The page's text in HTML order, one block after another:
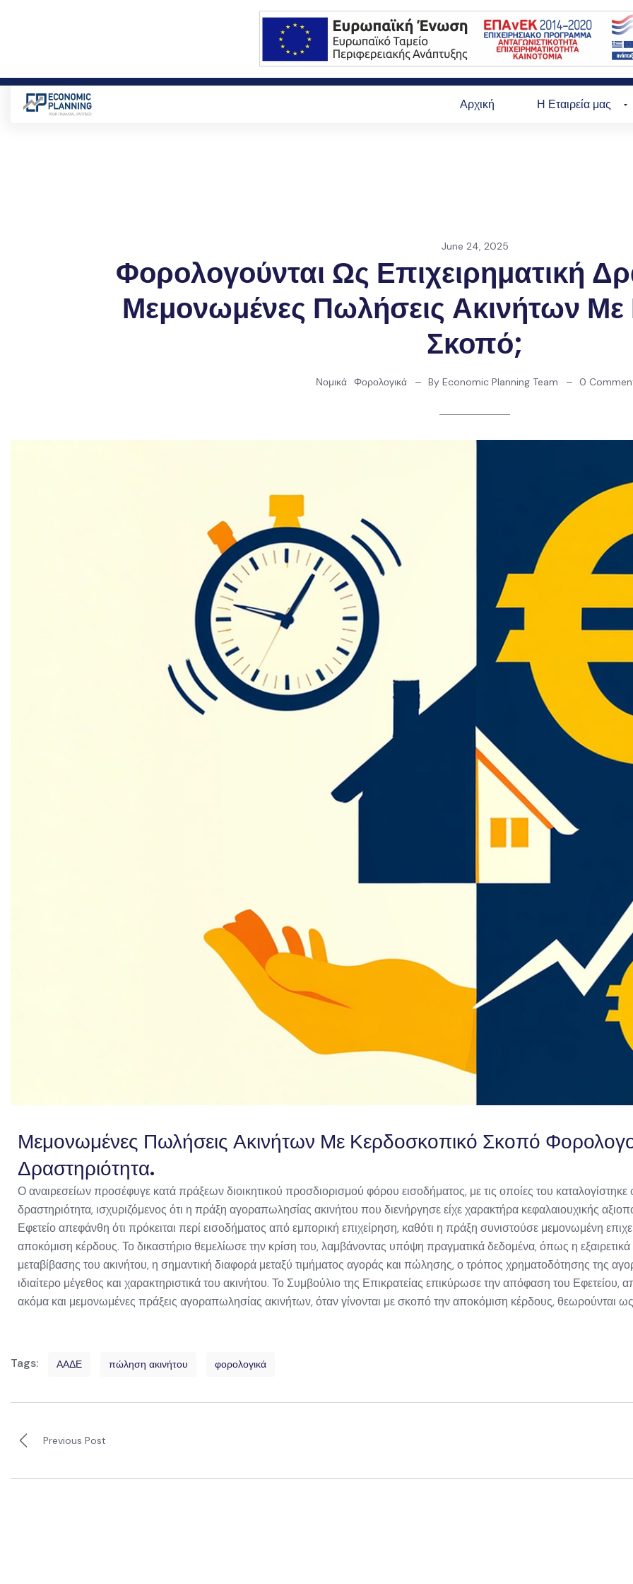
Πειραιώς 112, Αθήνα Τ.Κ. 11854
Αρχική Η Εταιρεία μας
June 24, 2025
Φορολογούνται Ως Επιχειρηματική
Μεμονωμένες Πωλήσεις Ακινήτων
Σκοπό;
Νομικά Φορολογικά By Economic Planning Team 0
Μεμονωμένες Πωλήσεις Ακινήτων Με Κερδοσκοπικό Σκοπό
Δραστηριότητα.
Ο αναιρεσείων προσέφυγε κατά πράξεων διοικητικού προσδιορισμού φόρου εισοδήματος, με τις οποίες του
δραστηριότητα, ισχυριζόμενος ότι η πράξη αγοραπωλησίας ακινήτου που διενήργησε είχε χαρακτήρα κεφαλαιουχικής
Εφετείο απεφάνθη ότι πρόκειται περί εισοδήματος από εμπορική επιχείρηση, καθότι η πράξη συνιστούσε μεμονωμένη
αποκόμιση κέρδους. Το δικαστήριο θεμελίωσε την κρίση του, λαμβάνοντας υπόψη πραγματικά δεδομένα, όπως η
μεταβίβασης του ακινήτου, η σημαντική διαφορά μεταξύ τιμήματος αγοράς και πώλησης, ο τρόπος χρηματοδότησης της
ιδιαίτερο μέγεθος και χαρακτηριστικά του ακινήτου. Το Συμβούλιο της Επικρατείας επικύρωσε την απόφαση του Εφετείου,
ακόμα και μεμονωμένες πράξεις αγοραπωλησίας ακινήτων, όταν γίνονται με σκοπό την αποκόμιση κέρδους, θεωρούνται
Tags: ΑΑΔΕ πώληση ακινήτου φορολογικά
Previous Post